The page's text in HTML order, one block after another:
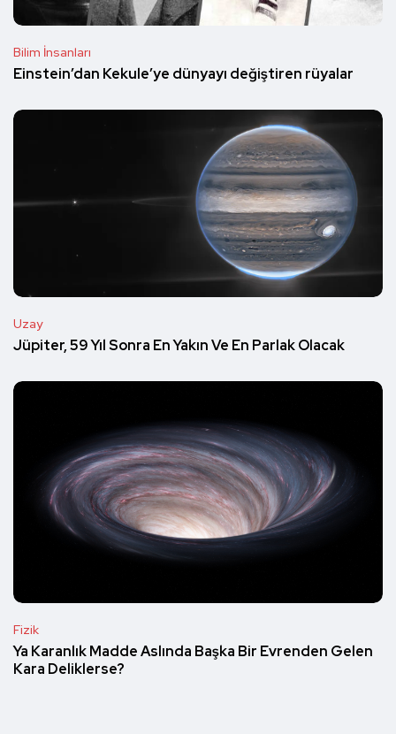
Bilim İnsanları
Einstein’dan Kekule’ye dünyayı değiştiren rüyalar
Uzay
Jüpiter, 59 Yıl Sonra En Yakın Ve En Parlak Olacak
Fizik
Ya Karanlık Madde Aslında Başka Bir Evrenden Gelen
Kara Deliklerse?